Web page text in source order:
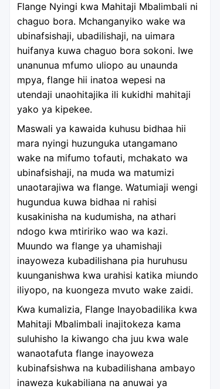
Flange Nyingi kwa Mahitaji Mbalimbali ni
chaguo bora. Mchanganyiko wake wa
ubinafsishaji, ubadilishaji, na uimara
huifanya kuwa chaguo bora sokoni. Iwe
unanunua mfumo uliopo au unaunda
mpya, flange hii inatoa wepesi na
utendaji unaohitajika ili kukidhi mahitaji
yako ya kipekee.
Maswali ya kawaida kuhusu bidhaa hii
mara nyingi huzunguka utangamano
wake na mifumo tofauti, mchakato wa
ubinafsishaji, na muda wa matumizi
unaotarajiwa wa flange. Watumiaji wengi
hugundua kuwa bidhaa ni rahisi
kusakinisha na kudumisha, na athari
ndogo kwa mtiririko wao wa kazi.
Muundo wa flange ya uhamishaji
inayoweza kubadilishana pia huruhusu
kuunganishwa kwa urahisi katika miundo
iliyopo, na kuongeza mvuto wake zaidi.
Kwa kumalizia, Flange Inayobadilika kwa
Mahitaji Mbalimbali inajitokeza kama
suluhisho la kiwango cha juu kwa wale
wanaotafuta flange inayoweza
kubinafsishwa na kubadilishana ambayo
inaweza kukabiliana na anuwai ya